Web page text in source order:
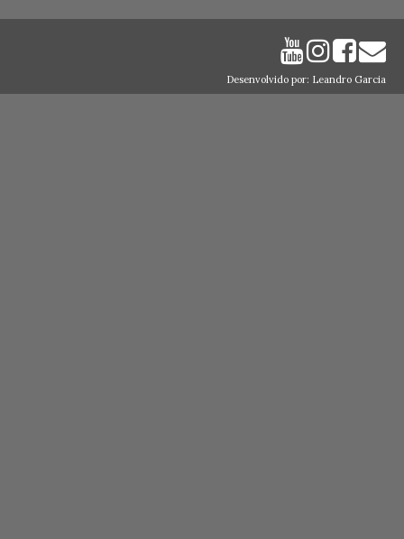
Desenvolvido por: Leandro Garcia